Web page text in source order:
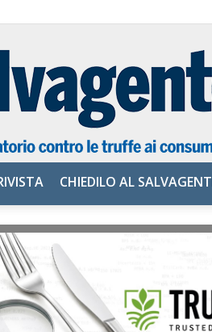
Salvagente
CHIEDILO AL